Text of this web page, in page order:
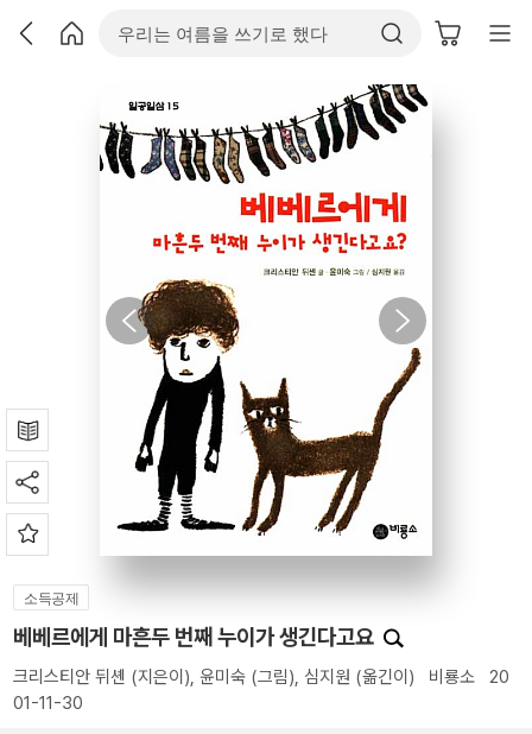
소득공제
베베르에게 마흔두 번째 누이가 생긴다고요
크리스티안 뒤셴 (지은이), 윤미숙 (그림), 심지원 (옮긴이) 비룡소 20
01-11-30